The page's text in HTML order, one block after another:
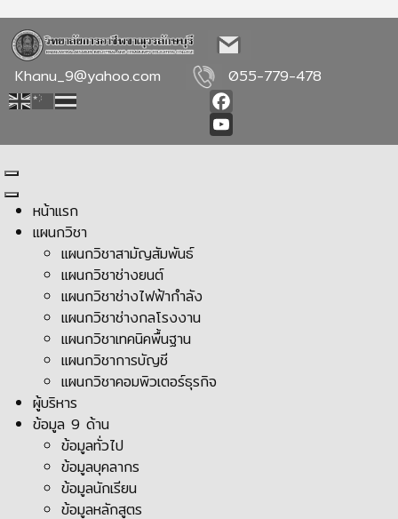
Khanu_9@yahoo.com 055-779-478
Facebook
YouTube
หน้าแรก
แผนกวิชา
แผนกวิชาสามัญสัมพันธ์
แผนกวิชาช่างยนต์
แผนกวิชาช่างไฟฟ้ากำลัง
แผนกวิชาช่างกลโรงงาน
แผนกวิชาเทคนิคพื้นฐาน
แผนกวิชาการบัญชี
แผนกวิชาคอมพิวเตอร์ธุรกิจ
ผู้บริหาร
ข้อมูล 9 ด้าน
ข้อมูลทั่วไป
ข้อมูลบุคลากร
ข้อมูลนักเรียน
ข้อมูลหลักสูตร